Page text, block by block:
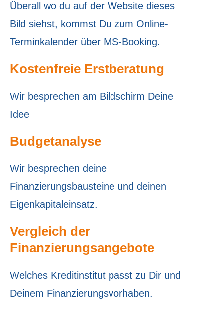
Überall wo du auf der Website dieses
Bild siehst, kommst Du zum Online-
Terminkalender über MS-Booking.
Kostenfreie Erstberatung
Wir besprechen am Bildschirm Deine
Idee
Budgetanalyse
Wir besprechen deine
Finanzierungsbausteine und deinen
Eigenkapitaleinsatz.
Vergleich der
Finanzierungsangebote
Welches Kreditinstitut passt zu Dir und
Deinem Finanzierungsvorhaben.